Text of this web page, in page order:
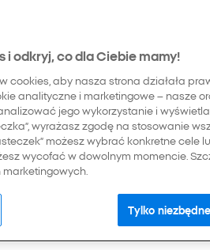
prawa zastrzeżone
i odkryj, co dla Ciebie mamy!
cookies, aby nasza strona działała
analityczne i marketingowe – nasze
jego wykorzystanie i
wyrażasz zgodę na stosowanie
możesz wybrać konkretne cele
wycofać w dowolnym momencie.
Tylko niezbędne